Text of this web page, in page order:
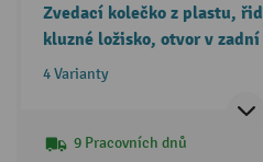
Zvedací kolečko z plastu,
kluzné ložisko, otvor v
Ø × šířka 40 × 19,2 mm,
4 Varianty
9 Pracovních dnů